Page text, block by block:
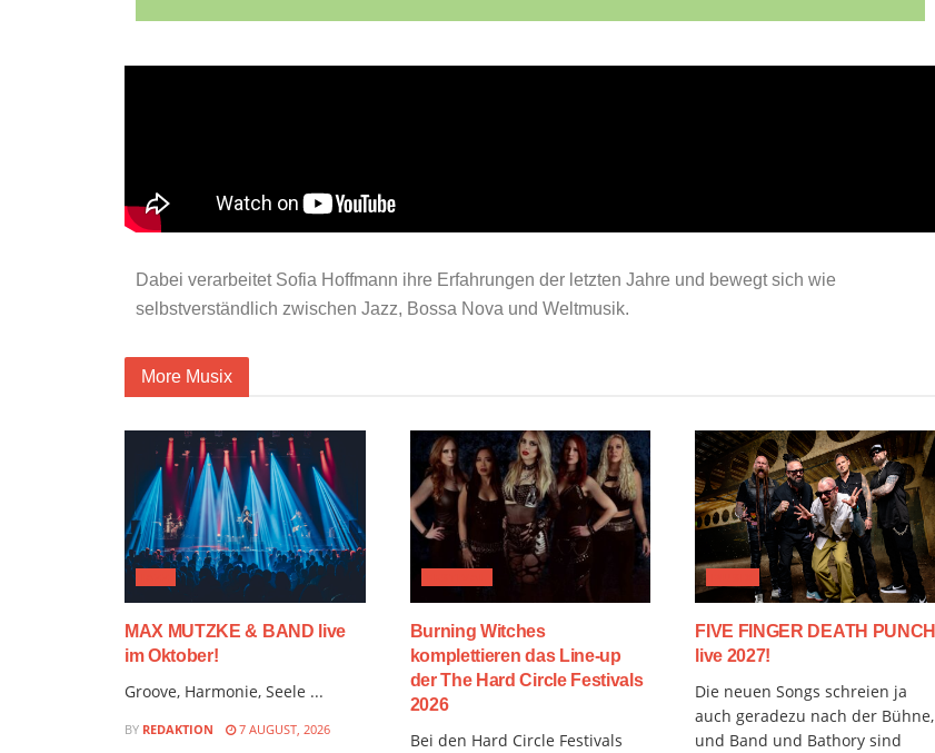
Dabei verarbeitet Sofia Hoffmann ihre Erfahrungen der letzten Jahre und bewegt sich wie
selbstverständlich zwischen Jazz, Bossa Nova und Weltmusik.
More Musix
MAX MUTZKE & BAND live
im Oktober!
Groove, Harmonie, Seele ...
BY REDAKTION 7 AUGUST, 2026
Burning Witches
komplettieren das Line-up
der The Hard Circle Festivals
2026
Bei den Hard Circle Festivals
FIVE FINGER DEATH PUNCH
live 2027!
Die neuen Songs schreien ja
auch geradezu nach der Bühne,
und Band und Bathory sind